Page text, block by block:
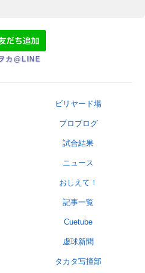
カ@LINE
ビリヤード場
プロブログ
試合結果
ニュース
おしえて！
記事一覧
Cuetube
虚球新聞
タカタ写撞部